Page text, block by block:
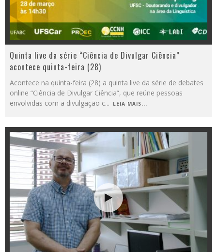
Quinta live da série “Ciência de Divulgar Ciência”
acontece quinta-feira (28)
Acontece na quinta-feira (28) a quinta live da série de debates
online “Ciência de Divulgar Ciência”, que reúne pessoas
envolvidas com a divulgação c... LEIA MAIS...